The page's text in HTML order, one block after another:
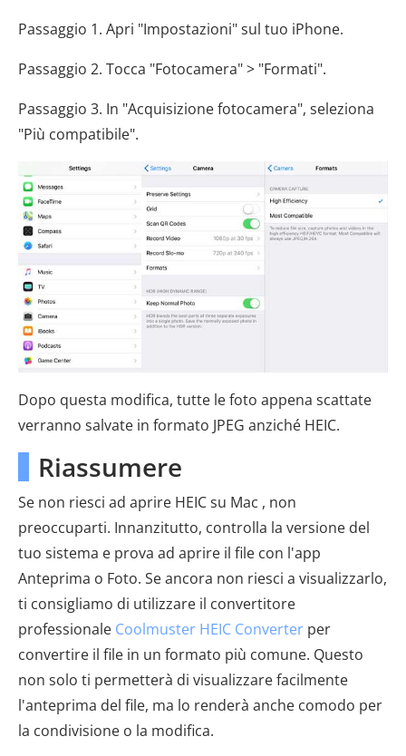
Passaggio 1. Apri "Impostazioni" sul tuo iPhone.
Passaggio 2. Tocca "Fotocamera" > "Formati".
Passaggio 3. In "Acquisizione fotocamera", seleziona
"Più compatibile".
Dopo questa modifica, tutte le foto appena scattate
verranno salvate in formato JPEG anziché HEIC.
Riassumere
Se non riesci ad aprire HEIC su Mac , non
preoccuparti. Innanzitutto, controlla la versione del
tuo sistema e prova ad aprire il file con l'app
Anteprima o Foto. Se ancora non riesci a visualizzarlo,
ti consigliamo di utilizzare il convertitore
professionale Coolmuster HEIC Converter per
convertire il file in un formato più comune. Questo
non solo ti permetterà di visualizzare facilmente
l'anteprima del file, ma lo renderà anche comodo per
la condivisione o la modifica.